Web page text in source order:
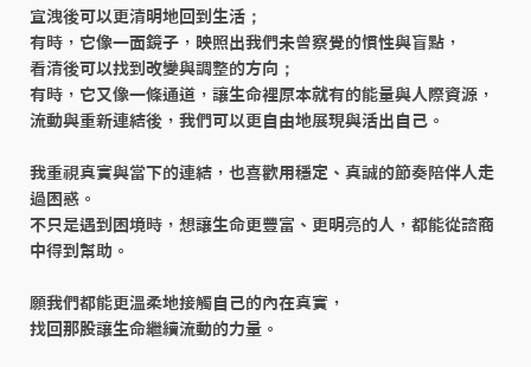
宣洩後可以更清明地回到生活；
有時，它像一面鏡子，映照出我們未曾察覺的慣性與盲點，
看清後可以找到改變與調整的方向；
有時，它又像一條通道，讓生命裡原本就有的能量與人際資源，
流動與重新連結後，我們可以更自由地展現與活出自己。
我重視真實與當下的連結，也喜歡用穩定、真誠的節奏陪伴人走
過困惑。
不只是遇到困境時，想讓生命更豐富、更明亮的人，都能從諮商
中得到幫助。
願我們都能更溫柔地接觸自己的內在真實，
找回那股讓生命繼續流動的力量。